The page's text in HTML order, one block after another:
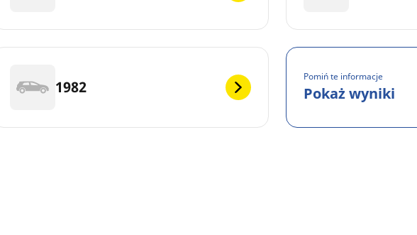
1982
Pomiń te informacje
Pokaż wyniki